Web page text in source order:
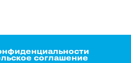
соглашение